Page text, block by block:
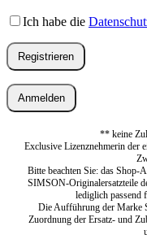
Ich habe die
Registrieren
Anmelden
** keine
Exclusive Lizenznehmerin der
Bitte beachten Sie: das Shop-
SIMSON-Originalersatzteile
lediglich passend
Die Aufführung der Marke
Zuordnung der Ersatz- und